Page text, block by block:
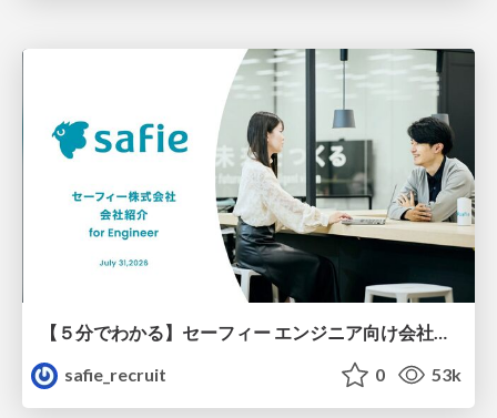
【５分でわかる】セーフィー エンジニア向け会社紹介
safie_recruit
0 53k